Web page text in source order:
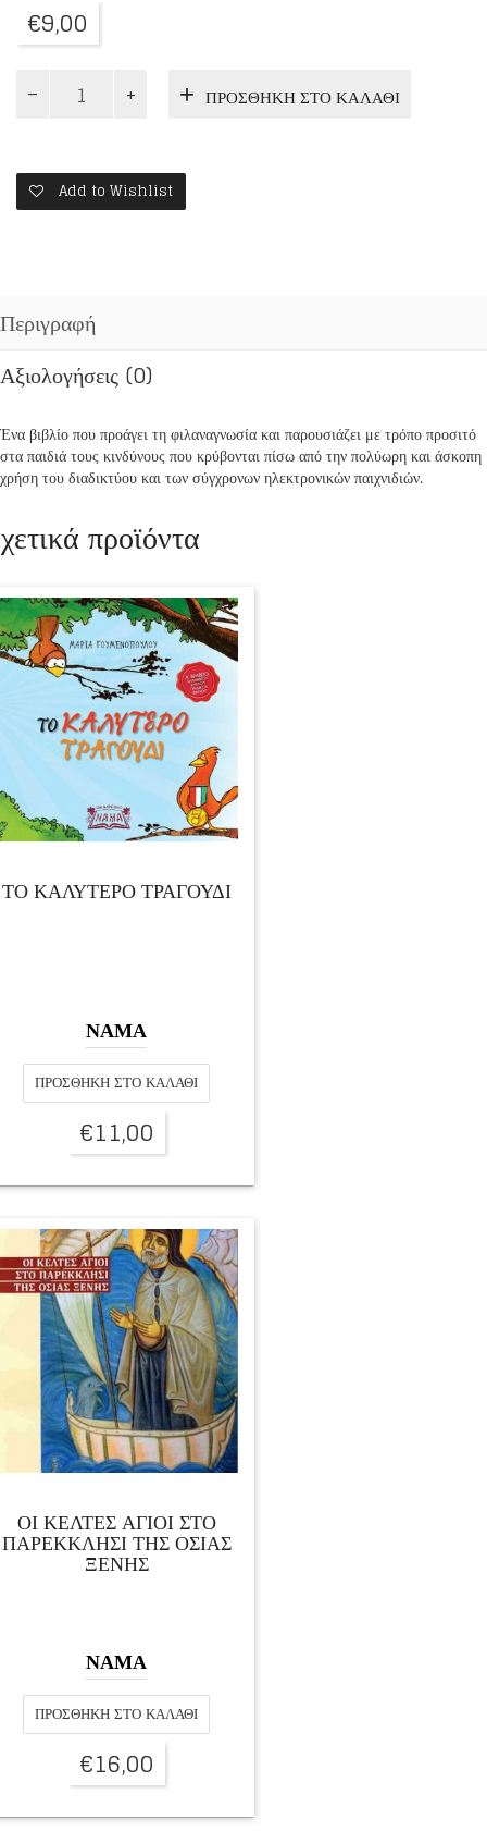
€9,00
ΜΗΝΑΣ
ΘΗΣΑΥΡΟΙ
ΤΟΥ
ΧΑΡΤΙΝΟΥ
ΠΡΟΣΘΉΚΗ ΣΤΟ ΚΑΛΆΘΙ
Add to Wishlist
Περιγραφή
Αξιολογήσεις (0)
Ένα βιβλίο που προάγει τη φιλαναγνωσία και παρουσιάζει με τρόπο προσιτό
στα παιδιά τους κινδύνους που κρύβονται πίσω από την πολύωρη και άσκοπη
χρήση του διαδικτύου και των σύγχρονων ηλεκτρονικών παιχνιδιών.
προϊόντα
ΤΟ ΚΑΛΥΤΕΡΟ ΤΡΑΓΟΥΔΙ
ΝΑΜΑ
ΠΡΟΣΘΉΚΗ ΣΤΟ ΚΑΛΆΘΙ
€11,00
ΟΙ ΚΕΛΤΕΣ ΑΓΙΟΙ ΣΤΟ
ΠΑΡΕΚΚΛΗΣΙ ΤΗΣ ΟΣΙΑΣ
ΞΕΝΗΣ
ΝΑΜΑ
ΠΡΟΣΘΉΚΗ ΣΤΟ ΚΑΛΆΘΙ
€16,00